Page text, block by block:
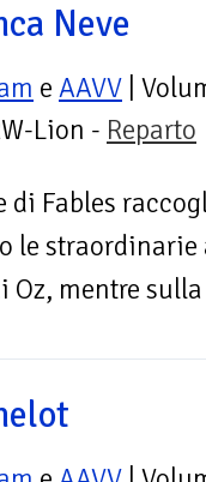
Neve
e AAVV |
Lion - Reparto
di Fables
le
mentre